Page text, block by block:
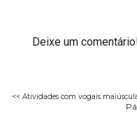
Deixe um
<< Atividades com vogais